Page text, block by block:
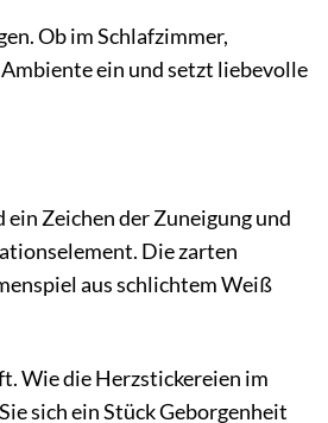
Ob im Schlafzimmer,
ein und setzt liebevolle
ein Zeichen der Zuneigung und
Die zarten
aus schlichtem Weiß
Wie die Herzstickereien im
sich ein Stück Geborgenheit